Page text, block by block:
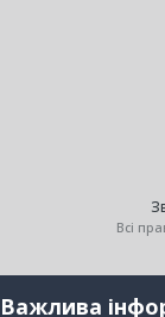
Всі
Важлива